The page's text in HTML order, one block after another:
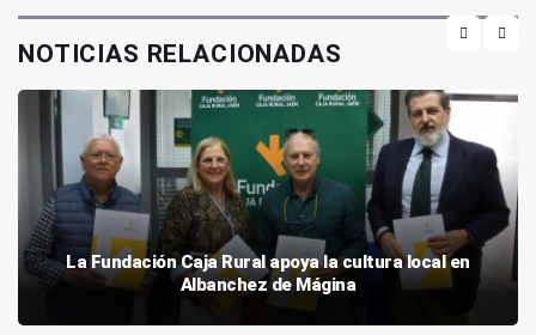
NOTICIAS RELACIONADAS
La Fundación Caja Rural apoya la cultura local en
Albanchez de Mágina